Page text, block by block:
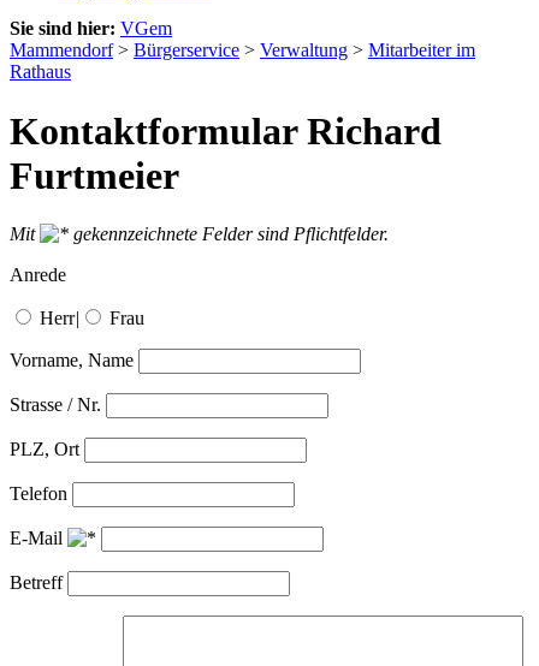
Sie sind hier: VGem
Mammendorf> Bürgerservice > Verwaltung > Mitarbeiter im
Rathaus
Kontaktformular Richard
Furtmeier
Mit
gekennzeichnete Felder sind Pflichtfelder.
Anrede
Herr| Frau
Vorname, Name
Strasse / Nr.
PLZ, Ort
Telefon
E-Mail
Betreff